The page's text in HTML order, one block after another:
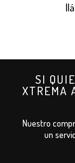
SI
XTREMA
Nuestro
un